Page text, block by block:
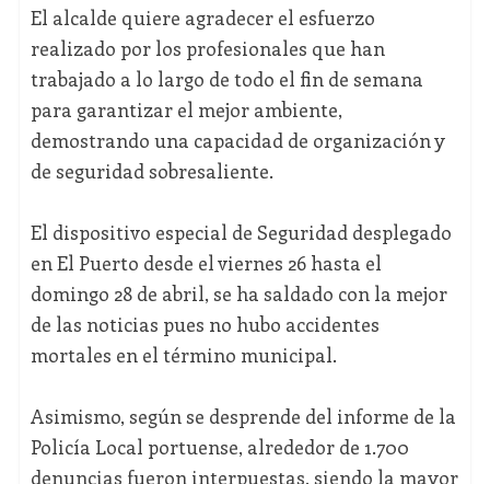
El alcalde quiere agradecer el esfuerzo
realizado por los profesionales que han
trabajado a lo largo de todo el fin de semana
para garantizar el mejor ambiente,
demostrando una capacidad de organización y
de seguridad sobresaliente.
El dispositivo especial de Seguridad desplegado
en El Puerto desde el viernes 26 hasta el
domingo 28 de abril, se ha saldado con la mejor
de las noticias pues no hubo accidentes
mortales en el término municipal.
Asimismo, según se desprende del informe de la
Policía Local portuense, alrededor de 1.700
denuncias fueron interpuestas, siendo la mayor